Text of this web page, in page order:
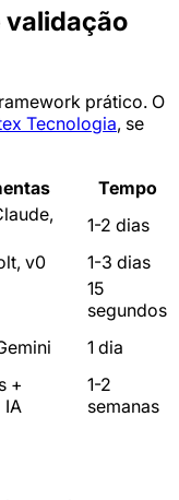
validação
prático. O
Tecnologia, se
Tempo
1-2 dias
v0
1-3 dias
15
segundos
1 dia
+
IA
1-2
semanas